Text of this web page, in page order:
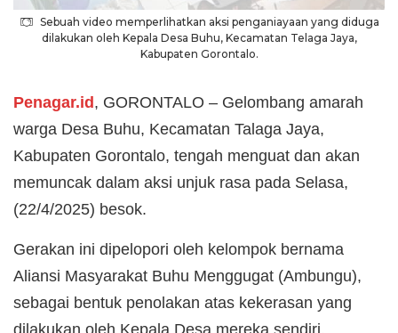
Sebuah video memperlihatkan aksi penganiayaan yang diduga
dilakukan oleh Kepala Desa Buhu, Kecamatan Telaga Jaya,
Kabupaten Gorontalo.
Penagar.id, GORONTALO – Gelombang amarah
warga Desa Buhu, Kecamatan Talaga Jaya,
Kabupaten Gorontalo, tengah menguat dan akan
memuncak dalam aksi unjuk rasa pada Selasa,
(22/4/2025) besok.
Gerakan ini dipelopori oleh kelompok bernama
Aliansi Masyarakat Buhu Menggugat (Ambungu),
sebagai bentuk penolakan atas kekerasan yang
dilakukan oleh Kepala Desa mereka sendiri.